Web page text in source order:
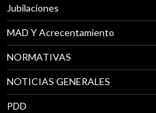
Jubilaciones
MAD Y Acrecentamiento
NORMATIVAS
NOTICIAS GENERALES
PDD